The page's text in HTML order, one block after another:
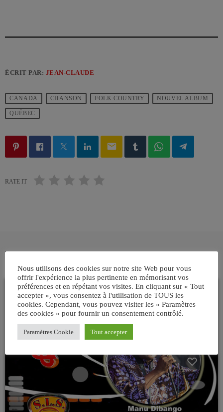
ÉCRIT PAR: JEAN-CLAUDE
CANADA CHANSON FOLK COUNTRY NOUVEL ALBUM
QUÉBEC
email
RATE IT
insert_link
Nous utilisons des cookies sur notre site Web pour vous
offrir l'expérience la plus pertinente en mémorisant vos
préférences et en répétant vos visites. En cliquant sur « Tout
accepter », vous consentez à l'utilisation de TOUS les
cookies. Cependant, vous pouvez visiter les « Paramètres
des cookies » pour fournir un consentement contrôlé.
Paramètres Cookie Tout accepter